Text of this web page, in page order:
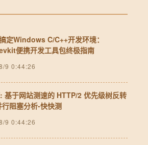
定Windows C/C++开发环境：
便携开发工具包终极指南
9 0:44:26
基于网站测速的 HTTP/2 优先级树反转
行阻塞分析-快快测
9 0:44:26